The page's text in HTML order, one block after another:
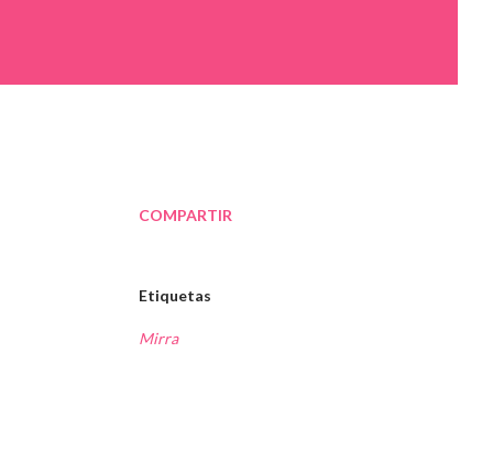
COMPARTIR
Etiquetas
Mirra